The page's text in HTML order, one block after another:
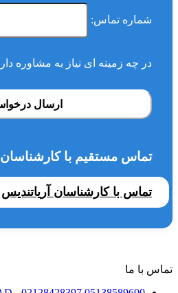
شماره تماس:
در چه زمینه ای نیاز به مشاوره
ارسال
تماس مستقیم با کارشناسان
تماس با کارشناسان آریاتندیس
تماس با ما